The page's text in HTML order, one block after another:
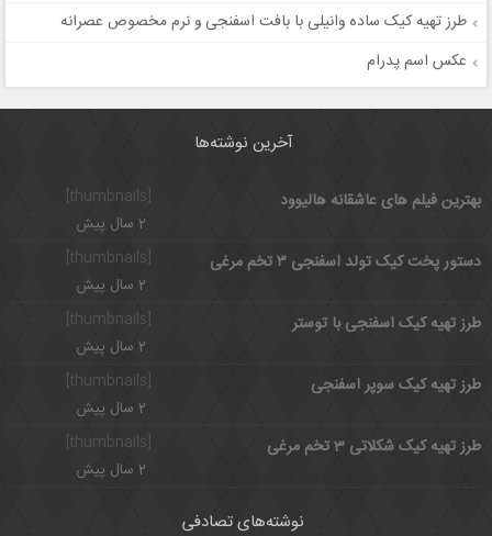
طرز تهیه کیک ساده وانیلی با بافت اسفنجی و نرم مخصوص عصرانه
عکس اسم پدرام
آخرین نوشته‌ها
بهترین فیلم های عاشقانه هالیوود
2 سال پیش
[thumbnails]
دستور پخت کیک تولد اسفنجی ۳ تخم مرغی
2 سال پیش
طرز تهیه کیک اسفنجی با توستر
2 سال پیش
[thumbnails]
طرز تهیه کیک سوپر اسفنجی
2 سال پیش
طرز تهیه کیک شکلاتی 3 تخم مرغی
2 سال پیش
نوشته‌های تصادفی